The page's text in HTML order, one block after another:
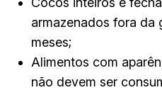
armazenados fora da
meses;
Alimentos com
não devem ser